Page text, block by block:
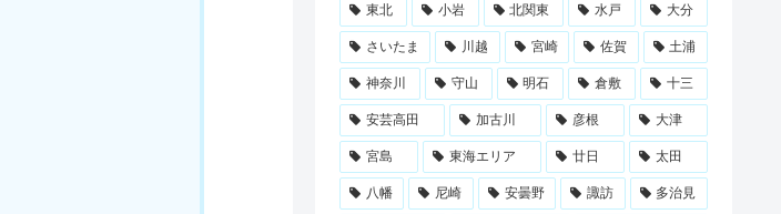
東北 小岩 北関東 水戸 大分
さいたま 川越 宮崎 佐賀 土浦
神奈川 守山 明石 倉敷 十三
安芸高田 加古川 彦根 大津
宮島 東海エリア 廿日 太田
八幡 尼崎 安曇野 諏訪 多治見